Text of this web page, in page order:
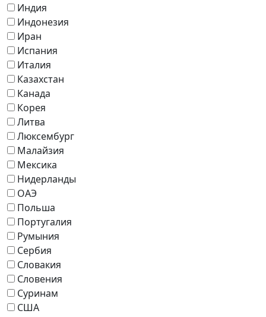
Индия
Индонезия
Иран
Испания
Италия
Казахстан
Канада
Корея
Литва
Люксембург
Малайзия
Мексика
Нидерланды
ОАЭ
Польша
Португалия
Румыния
Сербия
Словакия
Словения
Суринам
США